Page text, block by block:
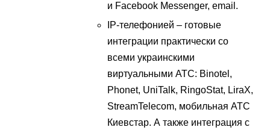
и Facebook Messenger, email.
IP-телефонией – готовые
интеграции практически со
всеми украинскими
виртуальными АТС: Binotel,
Phonet, UniTalk, RingoStat, LiraX,
StreamTelecom, мобильная АТС
Киевстар. А также интеграция с